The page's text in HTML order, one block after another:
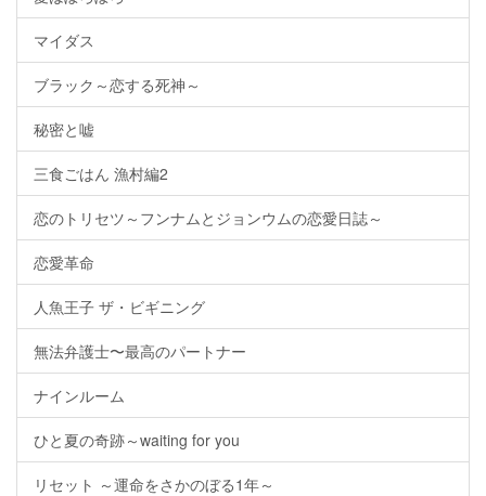
マイダス
ブラック～恋する死神～
秘密と嘘
三食ごはん 漁村編2
恋のトリセツ～フンナムとジョンウムの恋愛日誌～
恋愛革命
人魚王子 ザ・ビギニング
無法弁護士〜最高のパートナー
ナインルーム
ひと夏の奇跡～waiting for you
リセット ～運命をさかのぼる1年～